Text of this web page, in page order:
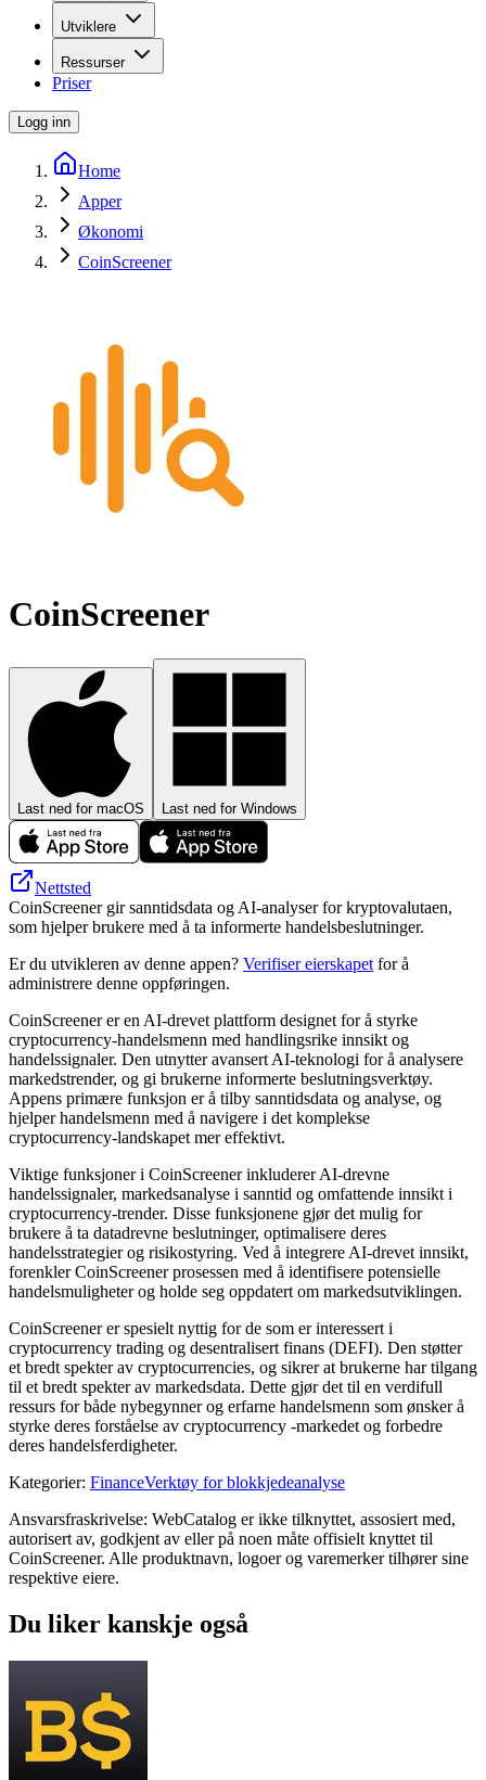
Utviklere
Ressurser
Priser
Logg inn
Home
Apper
Økonomi
CoinScreener
CoinScreener
Last ned for macOS Last ned for Windows
Nettsted
CoinScreener gir sanntidsdata og AI-analyser for kryptovalutaen,
som hjelper brukere med å ta informerte handelsbeslutninger.
Er du utvikleren av denne appen? Verifiser eierskapet for å
administrere denne oppføringen.
CoinScreener er en AI-drevet plattform designet for å styrke
cryptocurrency-handelsmenn med handlingsrike innsikt og
handelssignaler. Den utnytter avansert AI-teknologi for å analysere
markedstrender, og gi brukerne informerte beslutningsverktøy.
Appens primære funksjon er å tilby sanntidsdata og analyse, og
hjelper handelsmenn med å navigere i det komplekse
cryptocurrency-landskapet mer effektivt.
Viktige funksjoner i CoinScreener inkluderer AI-drevne
handelssignaler, markedsanalyse i sanntid og omfattende innsikt i
cryptocurrency-trender. Disse funksjonene gjør det mulig for
brukere å ta datadrevne beslutninger, optimalisere deres
handelsstrategier og risikostyring. Ved å integrere AI-drevet innsikt,
forenkler CoinScreener prosessen med å identifisere potensielle
handelsmuligheter og holde seg oppdatert om markedsutviklingen.
CoinScreener er spesielt nyttig for de som er interessert i
cryptocurrency trading og desentralisert finans (DEFI). Den støtter
et bredt spekter av cryptocurrencies, og sikrer at brukerne har tilgang
til et bredt spekter av markedsdata. Dette gjør det til en verdifull
ressurs for både nybegynner og erfarne handelsmenn som ønsker å
styrke deres forståelse av cryptocurrency -markedet og forbedre
deres handelsferdigheter.
Kategorier: FinanceVerktøy for blokkjedeanalyse
Ansvarsfraskrivelse: WebCatalog er ikke tilknyttet, assosiert med,
autorisert av, godkjent av eller på noen måte offisielt knyttet til
CoinScreener. Alle produktnavn, logoer og varemerker tilhører sine
respektive eiere.
Du liker kanskje også